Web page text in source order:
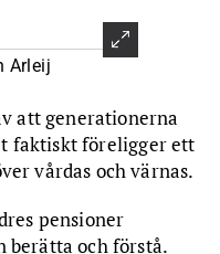
Arleij
att generationerna
faktiskt föreligger ett
vårdas och värnas.
pensioner
berätta och förstå.